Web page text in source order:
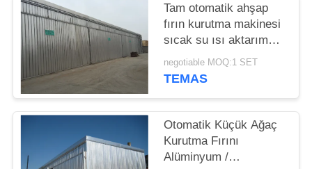
Tam otomatik ahşap
fırın kurutma makinesi
sıcak su ısı aktarım
ortamı 20 M3 kapasite
negotiable MOQ:1 SET
TEMAS
Otomatik Küçük Ağaç
Kurutma Fırını
Alüminyum /